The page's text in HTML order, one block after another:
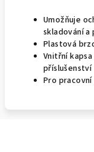
Umožňuje
skladování a
Plastová
Vnitřní
příslušenství
Pro pracovní